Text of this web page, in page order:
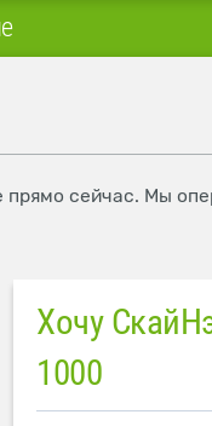
прямо сейчас. Мы
Хочу
1000